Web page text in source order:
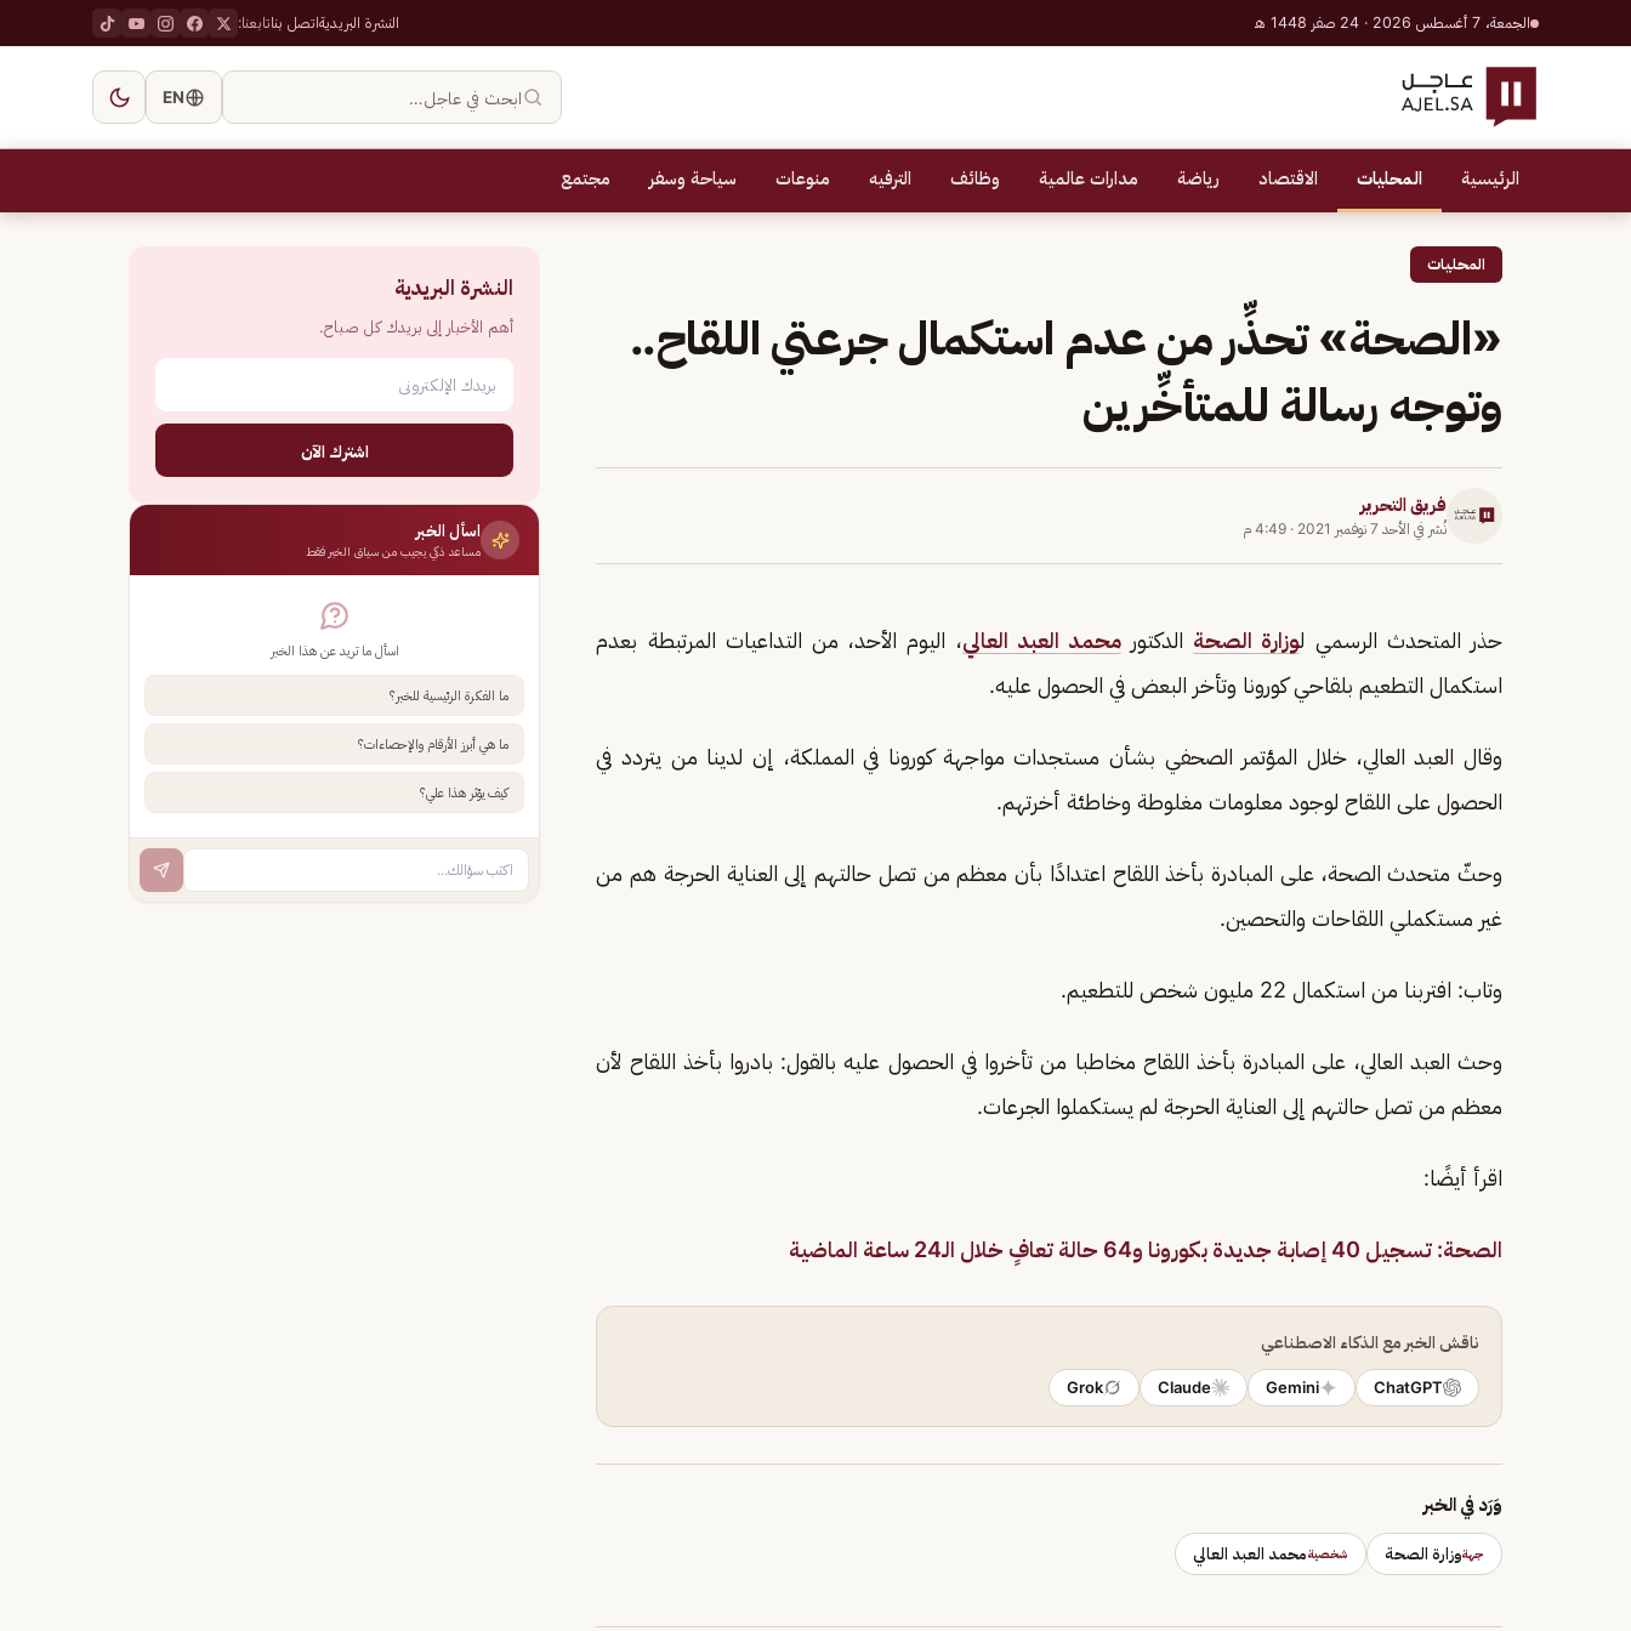
الجمعة، 7 أغسطس 2026 · 24 صفر 1448 هـ النشرة البريديةاتصل بناتابعنا:
ابحث في عاجل… EN
الرئيسية المحليات الاقتصاد رياضة مدارات عالمية وظائف الترفيه منوعات سياحة وسفر مجتمع
المحليات
«الصحة» تحذِّر من عدم استكمال جرعتي اللقاح..
وتوجه رسالة للمتأخِّرين
فريق التحرير
نُشر في الأحد 7 نوفمبر 2021 · 4:49 م
حذر المتحدث الرسمي لوزارة الصحة الدكتورمحمد العبد العالي، اليوم الأحد، من التداعيات المرتبطة بعدم
استكمال التطعيم بلقاحي كورونا وتأخر البعض في الحصول عليه.
وقال العبد العالي، خلال المؤتمر الصحفي بشأن مستجدات مواجهة كورونا في المملكة، إن لدينا من يتردد في
الحصول على اللقاح لوجود معلومات مغلوطة وخاطئة أخرتهم.
وحثّ متحدث الصحة، على المبادرة بأخذ اللقاح اعتدادًا بأن معظم من تصل حالتهم إلى العناية الحرجة هم من
غير مستكملي اللقاحات والتحصين.
وتاب: افتربنا من استكمال 22 مليون شخص للتطعيم.
وحث العبد العالي، على المبادرة بأخذ اللقاح مخاطبا من تأخروا في الحصول عليه بالقول: بادروا بأخذ اللقاح لأن
معظم من تصل حالتهم إلى العناية الحرجة لم يستكملوا الجرعات.
اقرأ أيضًا:
الصحة: تسجيل 40 إصابة جديدة بكورونا و64 حالة تعافٍ خلال الـ24 ساعة الماضية
ناقش الخبر مع الذكاء الاصطناعي
ChatGPT
Gemini
Claude
Grok
وَرَد في الخبر
جهةوزارة الصحة شخصيةمحمد العبد العالي
النشرة البريدية
أهم الأخبار إلى بريدك كل صباح.
اشترك الآن
اسأل الخبر
مساعد ذكي يجيب من سياق الخبر فقط
اسأل ما تريد عن هذا الخبر
ما الفكرة الرئيسية للخبر؟
ما هي أبرز الأرقام والإحصاءات؟
كيف يؤثر هذا علي؟